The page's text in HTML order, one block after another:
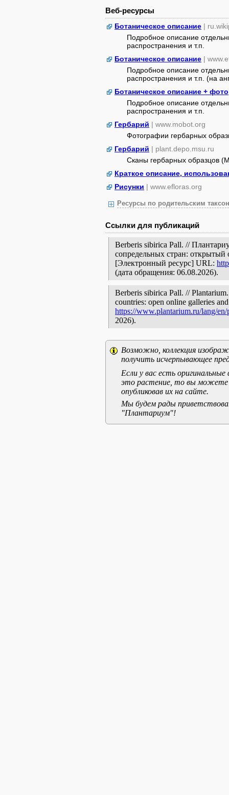
Веб-ресурсы
Ботаническое описание |
Подробное описание
распространения и т.п.
Ботаническое описание |
Подробное описание
распространения и т.п. (на
Ботаническое описание + фото
Подробное описание
распространения и т.п.
Гербарий | www.mobot.org
Фотографии гербарных
Гербарий | plant.depo.msu.ru
Сканы гербарных образцов
Краткое описание,
Рисунки | www.efloras.org
Ресурсы по родительским
Ссылки для публикаций
Berberis sibirica Pall. //
сопредельных стран: открытый
[Электронный ресурс] URL:
(дата обращения: 06.08.2026).
Berberis sibirica Pall. //
countries: open online galleries
https://www.plantarium.ru/lang/
2026).
Возможно, коллекция
получить исчерпывающее
Если у вас есть
это растение, то вы можете
опубликовав их на сайте.
Мы будем рады
"Плантариум"!